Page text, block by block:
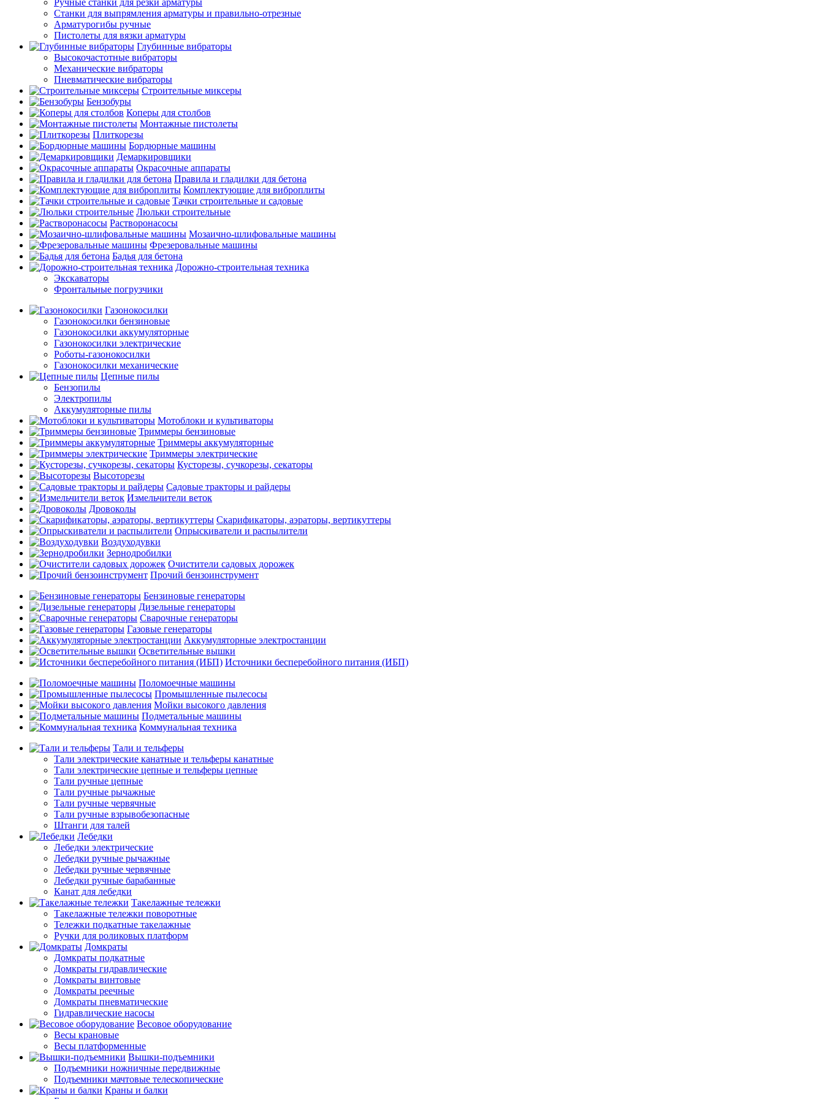
Ручные станки для резки арматуры
Станки для выпрямления арматуры и правильно-отрезные
Арматурогибы ручные
Пистолеты для вязки арматуры
Глубинные вибраторы
Высокочастотные вибраторы
Механические вибраторы
Пневматические вибраторы
Строительные миксеры
Бензобуры
Коперы для столбов
Монтажные пистолеты
Плиткорезы
Бордюрные машины
Демаркировщики
Окрасочные аппараты
Правила и гладилки для бетона
Комплектующие для виброплиты
Тачки строительные и садовые
Люльки строительные
Растворонасосы
Мозаично-шлифовальные машины
Фрезеровальные машины
Бадья для бетона
Дорожно-строительная техника
Экскаваторы
Фронтальные погрузчики
Газонокосилки
Газонокосилки бензиновые
Газонокосилки аккумуляторные
Газонокосилки электрические
Роботы-газонокосилки
Газонокосилки механические
Цепные пилы
Бензопилы
Электропилы
Аккумуляторные пилы
Мотоблоки и культиваторы
Триммеры бензиновые
Триммеры аккумуляторные
Триммеры электрические
Кусторезы, сучкорезы, секаторы
Высоторезы
Садовые тракторы и райдеры
Измельчители веток
Дровоколы
Скарификаторы, аэраторы, вертикуттеры
Опрыскиватели и распылители
Воздуходувки
Зернодробилки
Очистители садовых дорожек
Прочий бензоинструмент
Бензиновые генераторы
Дизельные генераторы
Сварочные генераторы
Газовые генераторы
Аккумуляторные электростанции
Осветительные вышки
Источники бесперебойного питания (ИБП)
Поломоечные машины
Промышленные пылесосы
Мойки высокого давления
Подметальные машины
Коммунальная техника
Тали и тельферы
Тали электрические канатные и тельферы канатные
Тали электрические цепные и тельферы цепные
Тали ручные цепные
Тали ручные рычажные
Тали ручные червячные
Тали ручные взрывобезопасные
Штанги для талей
Лебедки
Лебедки электрические
Лебедки ручные рычажные
Лебедки ручные червячные
Лебедки ручные барабанные
Канат для лебедки
Такелажные тележки
Такелажные тележки поворотные
Тележки подкатные такелажные
Ручки для роликовых платформ
Домкраты
Домкраты подкатные
Домкраты гидравлические
Домкраты винтовые
Домкраты реечные
Домкраты пневматические
Гидравлические насосы
Весовое оборудование
Весы крановые
Весы платформенные
Вышки-подъемники
Подъемники ножничные передвижные
Подъемники мачтовые телескопические
Краны и балки